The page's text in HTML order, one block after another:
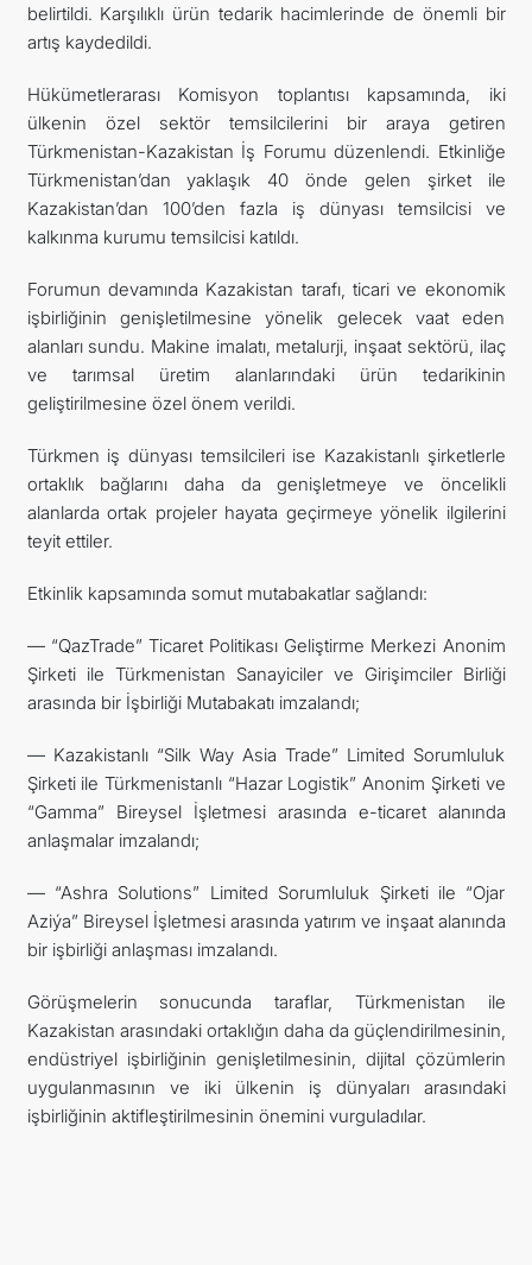
belirtildi. Karşılıklı ürün tedarik hacimlerinde de önemli bir
artış kaydedildi.
Hükümetlerarası Komisyon toplantısı kapsamında, iki
ülkenin özel sektör temsilcilerini bir araya getiren
Türkmenistan-Kazakistan İş Forumu düzenlendi. Etkinliğe
Türkmenistan’dan yaklaşık 40 önde gelen şirket ile
Kazakistan’dan 100’den fazla iş dünyası temsilcisi ve
kalkınma kurumu temsilcisi katıldı.
Forumun devamında Kazakistan tarafı, ticari ve ekonomik
işbirliğinin genişletilmesine yönelik gelecek vaat eden
alanları sundu. Makine imalatı, metalurji, inşaat sektörü, ilaç
ve tarımsal üretim alanlarındaki ürün tedarikinin
geliştirilmesine özel önem verildi.
Türkmen iş dünyası temsilcileri ise Kazakistanlı şirketlerle
ortaklık bağlarını daha da genişletmeye ve öncelikli
alanlarda ortak projeler hayata geçirmeye yönelik ilgilerini
teyit ettiler.
Etkinlik kapsamında somut mutabakatlar sağlandı:
— “QazTrade” Ticaret Politikası Geliştirme Merkezi Anonim
Şirketi ile Türkmenistan Sanayiciler ve Girişimciler Birliği
arasında bir İşbirliği Mutabakatı imzalandı;
— Kazakistanlı “Silk Way Asia Trade” Limited Sorumluluk
Şirketi ile Türkmenistanlı “Hazar Logistik” Anonim Şirketi ve
“Gamma” Bireysel İşletmesi arasında e-ticaret alanında
anlaşmalar imzalandı;
— “Ashra Solutions” Limited Sorumluluk Şirketi ile “Ojar
Aziýa” Bireysel İşletmesi arasında yatırım ve inşaat alanında
bir işbirliği anlaşması imzalandı.
Görüşmelerin sonucunda taraflar, Türkmenistan ile
Kazakistan arasındaki ortaklığın daha da güçlendirilmesinin,
endüstriyel işbirliğinin genişletilmesinin, dijital çözümlerin
uygulanmasının ve iki ülkenin iş dünyaları arasındaki
işbirliğinin aktifleştirilmesinin önemini vurguladılar.